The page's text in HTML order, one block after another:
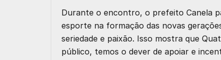
Durante o encontro, o prefeito Canela
esporte na formação das novas
seriedade e paixão. Isso mostra que
público, temos o dever de apoiar e